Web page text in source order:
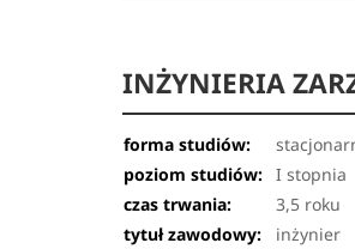
INŻYNIERIA
forma studiów:
poziom studiów: I stopnia
czas trwania:
3,5 roku
tytuł zawodowy:
inżynier